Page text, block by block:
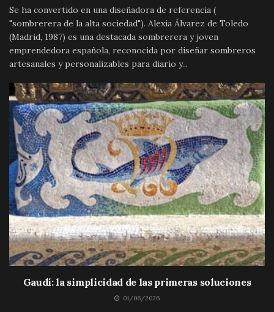
Se ha convertido en una diseñadora de referencia (
"sombrerera de la alta sociedad"). Alexia Álvarez de Toledo
(Madrid, 1987) es una destacada sombrerera y joven
emprendedora española, reconocida por diseñar sombreros
artesanales y personalizables para diario y...
Gaudí: la simplicidad de las primeras soluciones
01/06/2026